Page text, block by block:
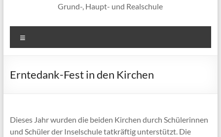
Grund-, Haupt- und Realschule
Erntedank-Fest in den Kirchen
Dieses Jahr wurden die beiden Kirchen durch Schülerinnen
und Schüler der Inselschule tatkräftig unterstützt. Die